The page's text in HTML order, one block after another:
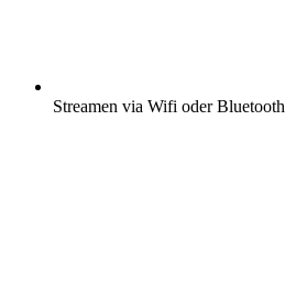
Streamen via Wifi oder Bluetooth